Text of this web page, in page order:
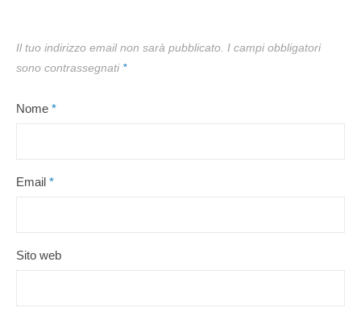
Il tuo indirizzo email non sarà pubblicato. I campi obbligatori
sono contrassegnati *
Nome *
Email *
Sito web